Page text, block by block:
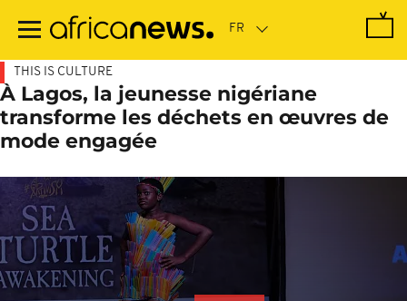
contenu
THIS IS CULTURE
À Lagos, la jeunesse nigériane
transforme les déchets en œuvres de
mode engagée